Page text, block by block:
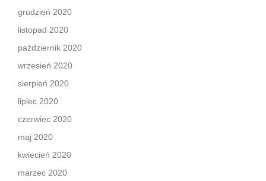
grudzień 2020
listopad 2020
październik 2020
wrzesień 2020
sierpień 2020
lipiec 2020
czerwiec 2020
maj 2020
kwiecień 2020
marzec 2020